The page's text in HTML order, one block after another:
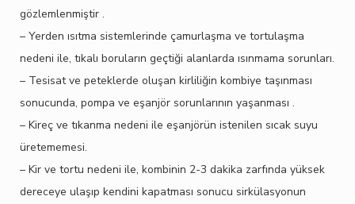
gözlemlenmiştir .
– Yerden ısıtma sistemlerinde çamurlaşma ve tortulaşma
nedeni ile, tıkalı boruların geçtiği alanlarda ısınmama sorunları.
– Tesisat ve peteklerde oluşan kirliliğin kombiye taşınması
sonucunda, pompa ve eşanjör sorunlarının yaşanması .
– Kireç ve tıkanma nedeni ile eşanjörün istenilen sıcak suyu
üretememesi.
– Kir ve tortu nedeni ile, kombinin 2-3 dakika zarfında yüksek
dereceye ulaşıp kendini kapatması sonucu sirkülasyonun